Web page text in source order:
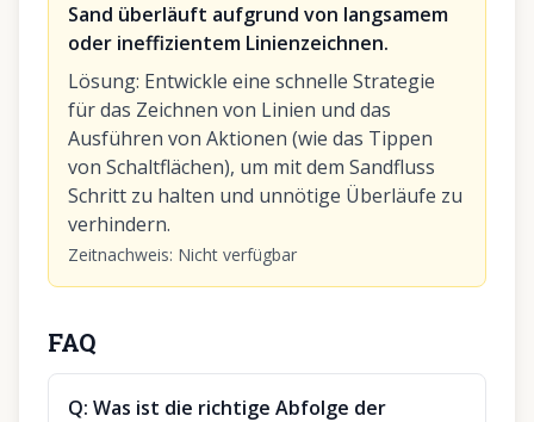
Sand überläuft aufgrund von langsamem
oder ineffizientem Linienzeichnen.
Lösung: Entwickle eine schnelle Strategie
für das Zeichnen von Linien und das
Ausführen von Aktionen (wie das Tippen
von Schaltflächen), um mit dem Sandfluss
Schritt zu halten und unnötige Überläufe zu
verhindern.
Zeitnachweis: Nicht verfügbar
FAQ
Q: Was ist die richtige Abfolge der